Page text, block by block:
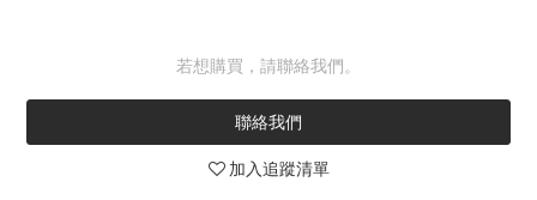
若想購買，請聯絡我們。
聯絡我們
加入追蹤清單